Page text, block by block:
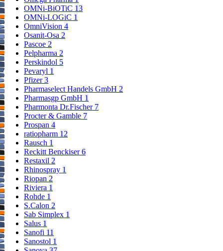
Packungsinhalt: 30 g, 90 g
OMNi-BiOTiC 13
OMNi-LOGiC 1
OmniVision 4
Osanit-Osa 2
Pascoe 2
Pelpharma 2
Perskindol 5
Pevaryl 1
Pfizer3
Pharmaselect Handels GmbH 2
Pharmasgp GmbH 1
Pharmonta Dr.Fischer 7
Procter & Gamble 7
Prospan 4
ratiopharm 12
Rausch 1
Reckitt Benckiser6
Restaxil 2
Rhinospray 1
Riopan 2
Riviera 1
Rohde 1
S.Calon 2
Sab Simplex 1
Salus 1
Sanofi 11
Sanostol 1